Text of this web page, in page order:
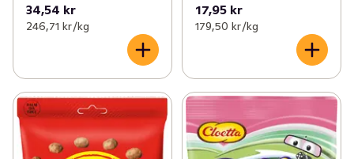
34,54 kr
246,71 kr /kg
17,95 kr
179,50 kr /kg